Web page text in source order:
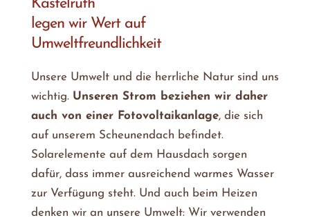
Kastelruth
legen wir Wert auf
Umweltfreundlichkeit
Unsere Umwelt und die herrliche Natur sind uns
wichtig. Unseren Strom beziehen wir daher
auch von einer Fotovoltaikanlage, die sich
auf unserem Scheunendach befindet.
Solarelemente auf dem Hausdach sorgen
dafür, dass immer ausreichend warmes Wasser
zur Verfügung steht. Und auch beim Heizen
denken wir an unsere Umwelt: Wir verwenden